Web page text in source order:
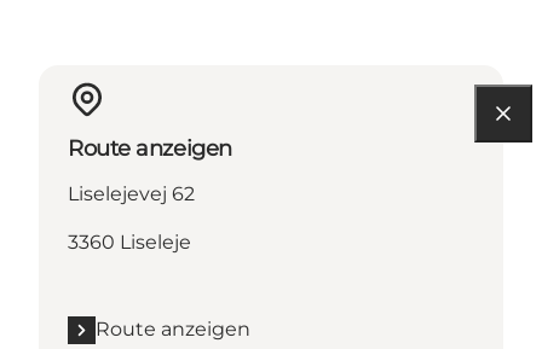
Route anzeigen
Liselejevej 62
3360 Liseleje
Route anzeigen